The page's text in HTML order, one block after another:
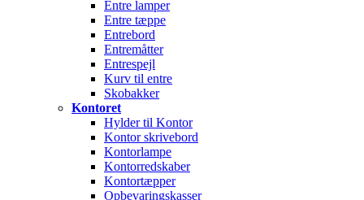
Entre lamper
Entre tæppe
Entrebord
Entremåtter
Entrespejl
Kurv til entre
Skobakker
Kontoret
Hylder til Kontor
Kontor skrivebord
Kontorlampe
Kontorredskaber
Kontortæpper
Opbevaringskasser